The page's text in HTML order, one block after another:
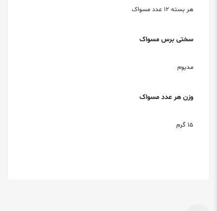
هر بسته 12 عدد مسواک
سختی برس مسواک
مدیوم
وزن هر عدد مسواک
15 گرم